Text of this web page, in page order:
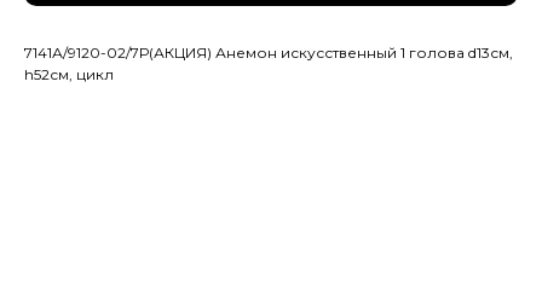
7141А/9120-02/7Р(АКЦИЯ) Анемон искусственный 1 голова d13см,
h52см, цикл